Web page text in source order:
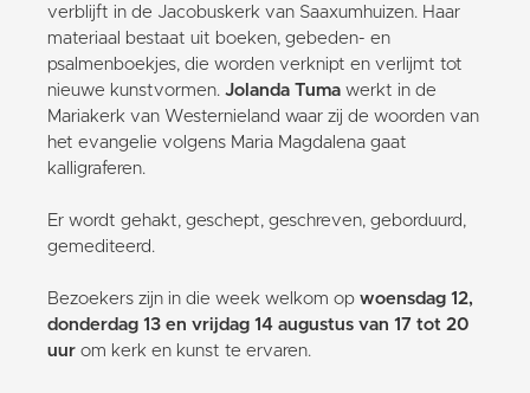
verblijft in de Jacobuskerk van Saaxumhuizen. Haar
materiaal bestaat uit boeken, gebeden- en
psalmenboekjes, die worden verknipt en verlijmt tot
nieuwe kunstvormen. Jolanda Tuma werkt in de
Mariakerk van Westernieland waar zij de woorden van
het evangelie volgens Maria Magdalena gaat
kalligraferen.
Er wordt gehakt, geschept, geschreven, geborduurd,
gemediteerd.
Bezoekers zijn in die week welkom op woensdag 12,
donderdag 13 en vrijdag 14 augustus van 17 tot 20
uur om kerk en kunst te ervaren.